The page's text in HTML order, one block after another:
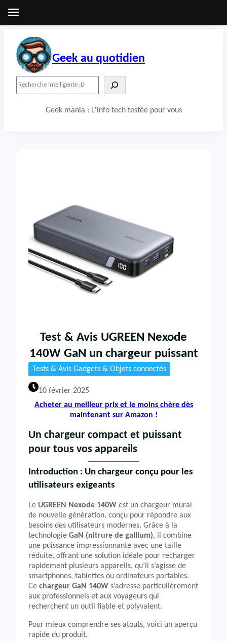
contenu
Geek au quotidien
Geek mania : L'info tech testée pour vous
Test & Avis UGREEN Nexode
140W GaN un chargeur puissant
Tests & Avis Gadgets & Objets connectés
10 février 2025
Acheter au meilleur prix et le moins chère dès
maintenant sur Amazon !
Un chargeur compact et puissant
pour tous vos appareils
Introduction : Un chargeur conçu pour les
utilisateurs exigeants
Le UGREEN Nexode 140W est un chargeur mural
de nouvelle génération, conçu pour répondre aux
besoins des utilisateurs modernes. Grâce à la
technologie GaN (nitrure de gallium), il combine
une puissance impressionnante avec une taille
réduite, offrant une solution idéale pour recharger
rapidement plusieurs appareils, qu’il s’agisse de
smartphones, tablettes ou ordinateurs portables.
Ce chargeur GaN 140W s’adresse particulièrement
aux professionnels et aux voyageurs qui
recherchent un outil fiable et polyvalent.
Pour mieux comprendre ses atouts, voici un aperçu
rapide du produit.